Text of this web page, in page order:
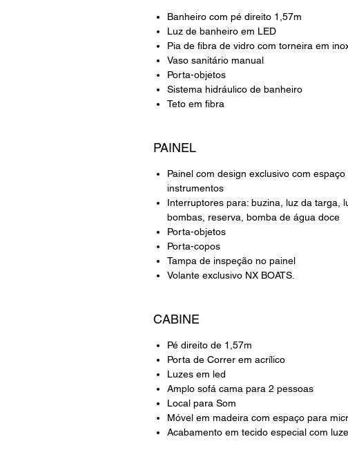
Banheiro com pé direito 1,57m
Luz de banheiro em LED
Pia de fibra de vidro com torneira em
Vaso sanitário manual
Porta-objetos
Sistema hidráulico de banheiro
Teto em fibra
PAINEL
Painel com design exclusivo com
instrumentos
Interruptores para: buzina, luz da targa,
bombas, reserva, bomba de água doce
Porta-objetos
Porta-copos
Tampa de inspeção no painel
Volante exclusivo NX BOATS.
CABINE
Pé direito de 1,57m
Porta de Correr em acrílico
Luzes em led
Amplo sofá cama para 2 pessoas
Local para Som
Móvel em madeira com espaço para
Acabamento em tecido especial com